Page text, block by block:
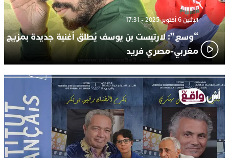
الإثنين 6 أكتوبر 2025 - 17:31
“وسع”: لارتيست بن يوسف يُطلق أغنية جديدة بمزيج
مغربي-مصري فريد